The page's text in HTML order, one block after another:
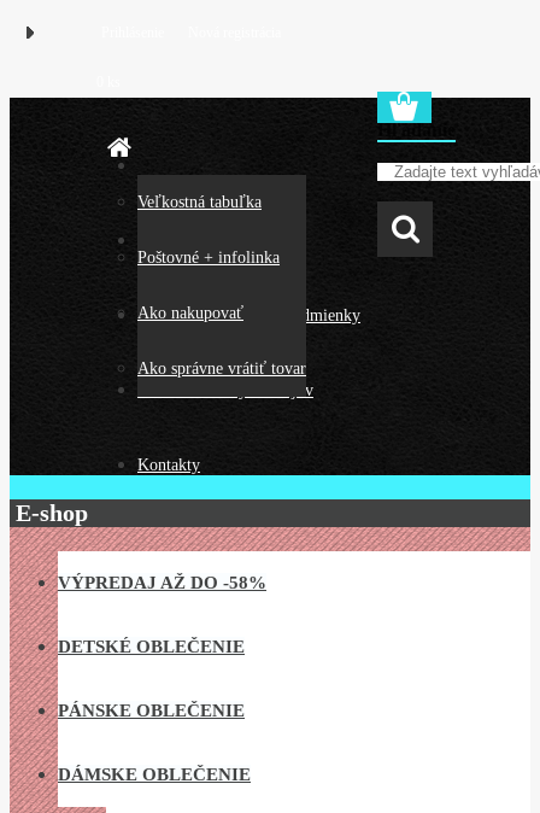
Veľkostná tabuľka
Poštovné + infolinka
Ako nakupovať
Ako správne vrátiť tovar
Všeobecné obchodné podmienky
Ochrana osobných údajov
Kontakty
Hľadanie
E-shop
VÝPREDAJ AŽ DO -58%
DETSKÉ OBLEČENIE
PÁNSKE OBLEČENIE
DÁMSKE OBLEČENIE